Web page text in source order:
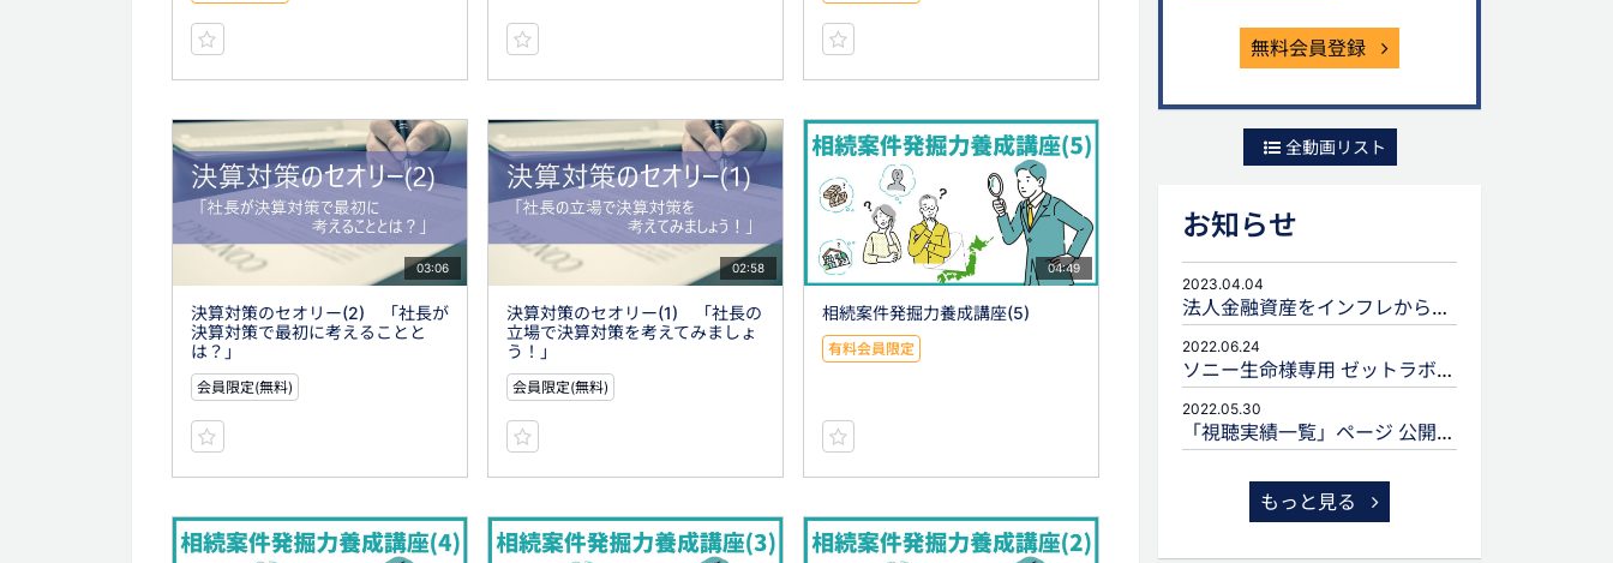
03:06
決算対策のセオリー(2) 「社長が
決算対策で最初に考えることと
は？」
会員限定(無料)
02:58
決算対策のセオリー(1) 「社長の
立場で決算対策を考えてみましょ
う！」
会員限定(無料)
04:49
相続案件発掘力養成講座(5)
有料会員限定
無料会員登録
全動画リスト
お知らせ
2023.04.04
法人金融資産をインフレから守るための生命保険活用
2022.06.24
ソニー生命様専用 ゼットラボforLIFEPLANNERのご案内
2022.05.30
「視聴実績一覧」ページ 公開のお知らせ
もっと見る